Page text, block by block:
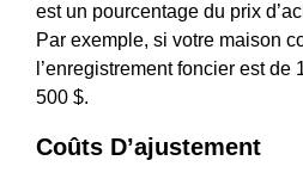
est un pourcentage du prix
Par exemple, si votre maison
l’enregistrement foncier est de
500 $.
Coûts D’ajustement